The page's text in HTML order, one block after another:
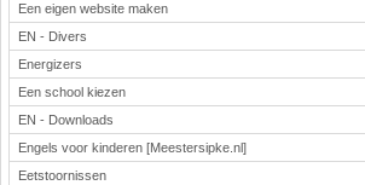
Een eigen website maken
EN - Divers
Energizers
Een school kiezen
EN - Downloads
Engels voor kinderen [Meestersipke.nl]
Eetstoornissen